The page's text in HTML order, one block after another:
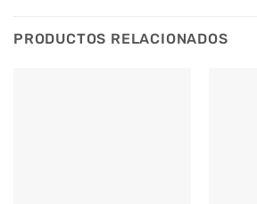
PRODUCTOS RELACIONADOS